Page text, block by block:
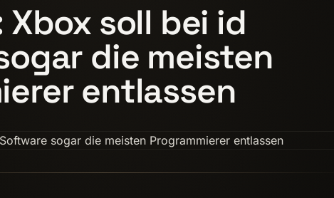
soll bei id
die meisten
entlassen